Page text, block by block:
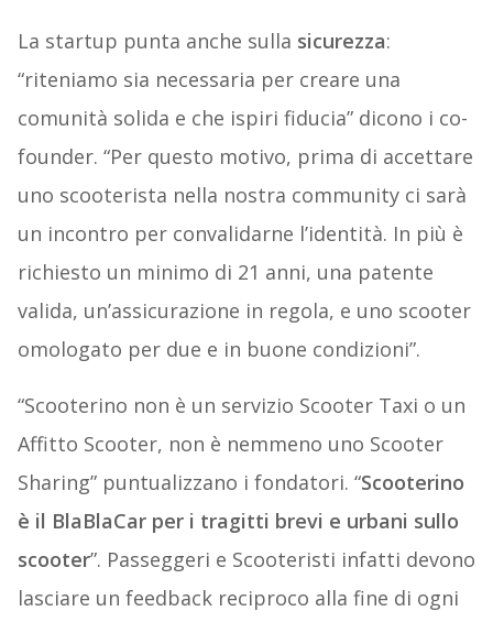
La startup punta anche sulla sicurezza:
“riteniamo sia necessaria per creare una
comunità solida e che ispiri fiducia” dicono i co-
founder. “Per questo motivo, prima di accettare
uno scooterista nella nostra community ci sarà
un incontro per convalidarne l’identità. In più è
richiesto un minimo di 21 anni, una patente
valida, un’assicurazione in regola, e uno scooter
omologato per due e in buone condizioni”.
“Scooterino non è un servizio Scooter Taxi o un
Affitto Scooter, non è nemmeno uno Scooter
Sharing” puntualizzano i fondatori. “Scooterino
è il BlaBlaCar per i tragitti brevi e urbani sullo
scooter”. Passeggeri e Scooteristi infatti devono
lasciare un feedback reciproco alla fine di ogni